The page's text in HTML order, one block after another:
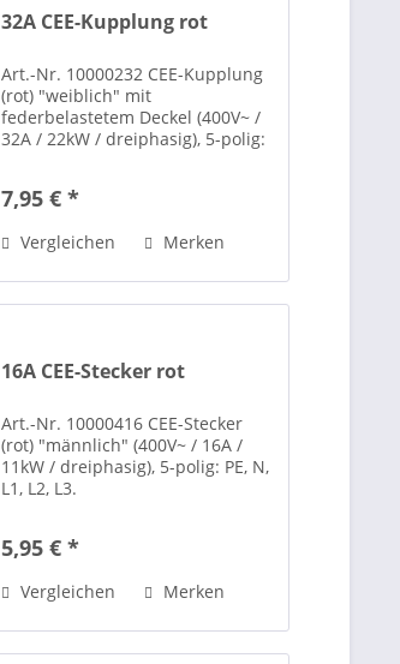
32A CEE-Kupplung rot
Art.-Nr. 10000232 CEE-Kupplung
(rot) "weiblich" mit
federbelastetem Deckel (400V~ /
32A / 22kW / dreiphasig), 5-polig:
7,95 € *
Vergleichen Merken
16A CEE-Stecker rot
Art.-Nr. 10000416 CEE-Stecker
(rot) "männlich" (400V~ / 16A /
11kW / dreiphasig), 5-polig: PE, N,
L1, L2, L3.
5,95 € *
Vergleichen Merken